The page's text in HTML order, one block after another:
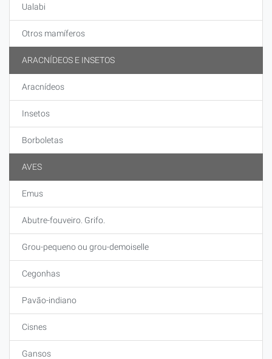
Ualabi
Otros mamíferos
ARACNÍDEOS E INSETOS
Aracnídeos
Insetos
Borboletas
AVES
Emus
Abutre-fouveiro. Grifo.
Grou-pequeno ou grou-demoiselle
Cegonhas
Pavão-indiano
Cisnes
Gansos